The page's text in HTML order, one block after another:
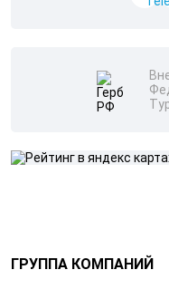
ГРУППА КОМПАНИЙ